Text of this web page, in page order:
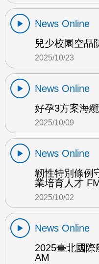
News Online
兒少校園空品
2025/10/23
News Online
好孕3方案海
2025/10/09
News Online
韌性特別條例
業培育人才
2025/10/02
News Online
2025臺北國際
AM